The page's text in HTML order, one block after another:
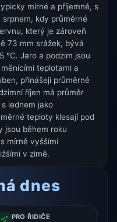
mírné a příjemné, s
kdy průměrné
který je zároveň
73 mm srážek, bývá
°C. Jaro a podzim jsou
teplotami a
přinášejí průměrné
říjen má průměr
lednem jako
teploty klesají pod
jsou během roku
mírně vyššími
v zimě.
dnes
PRO ŘIDIČE